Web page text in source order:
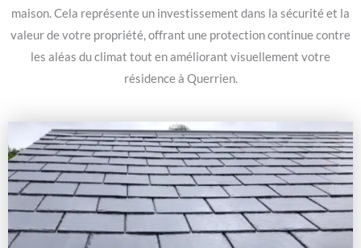
maison. Cela représente un investissement dans la sécurité et la
valeur de votre propriété, offrant une protection continue contre
les aléas du climat tout en améliorant visuellement votre
résidence à Querrien.